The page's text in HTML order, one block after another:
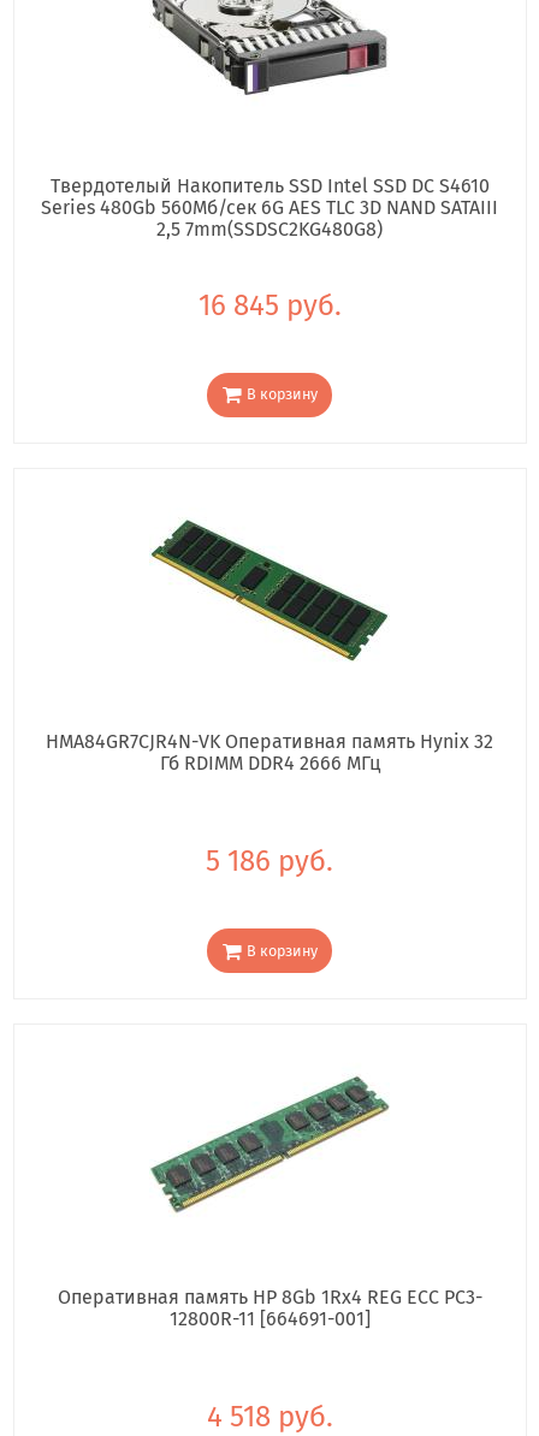
Твердотелый Накопитель SSD Intel SSD DC S4610
Series 480Gb 560Мб/сек 6G AES TLC 3D NAND SATAIII
2,5 7mm(SSDSC2KG480G8)
16 845 руб.
В корзину
HMA84GR7CJR4N-VK Оперативная память Hynix 32
Гб RDIMM DDR4 2666 МГц
5 186 руб.
В корзину
Оперативная память HP 8Gb 1Rx4 REG ECC PC3-
12800R-11 [664691-001]
4 518 руб.